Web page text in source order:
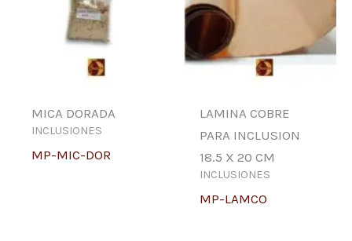
MICA DORADA
INCLUSIONES
MP-MIC-DOR
LAMINA COBRE
PARA INCLUSION
18.5 X 20 CM
INCLUSIONES
MP-LAMCO